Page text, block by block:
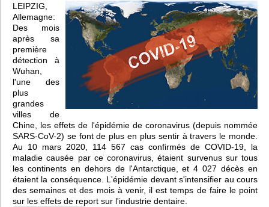
LEIPZIG,
Allemagne:
Des mois
après sa
première
détection à
Wuhan,
l'une des
plus
grandes
villes de
Chine, les effets de l'épidémie de coronavirus (depuis nommée
SARS-CoV-2) se font de plus en plus sentir à travers le monde.
Au 10 mars 2020, 114 567 cas confirmés de COVID-19, la
maladie causée par ce coronavirus, étaient survenus sur tous
les continents en dehors de l'Antarctique, et 4 027 décès en
étaient la conséquence. L'épidémie devant s'intensifier au cours
des semaines et des mois à venir, il est temps de faire le point
sur les effets de report sur l'industrie dentaire.